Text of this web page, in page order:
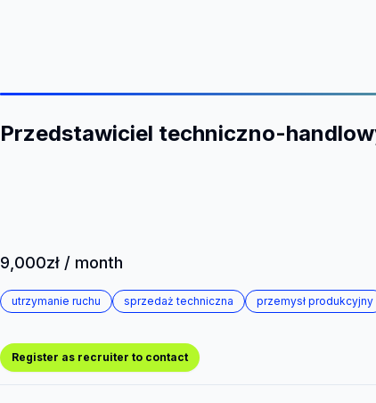
Przedstawiciel techniczno-
9,000zł / month
utrzymanie ruchu sprzedaż techniczna przemysł produkcyjny
Register as recruiter to contact